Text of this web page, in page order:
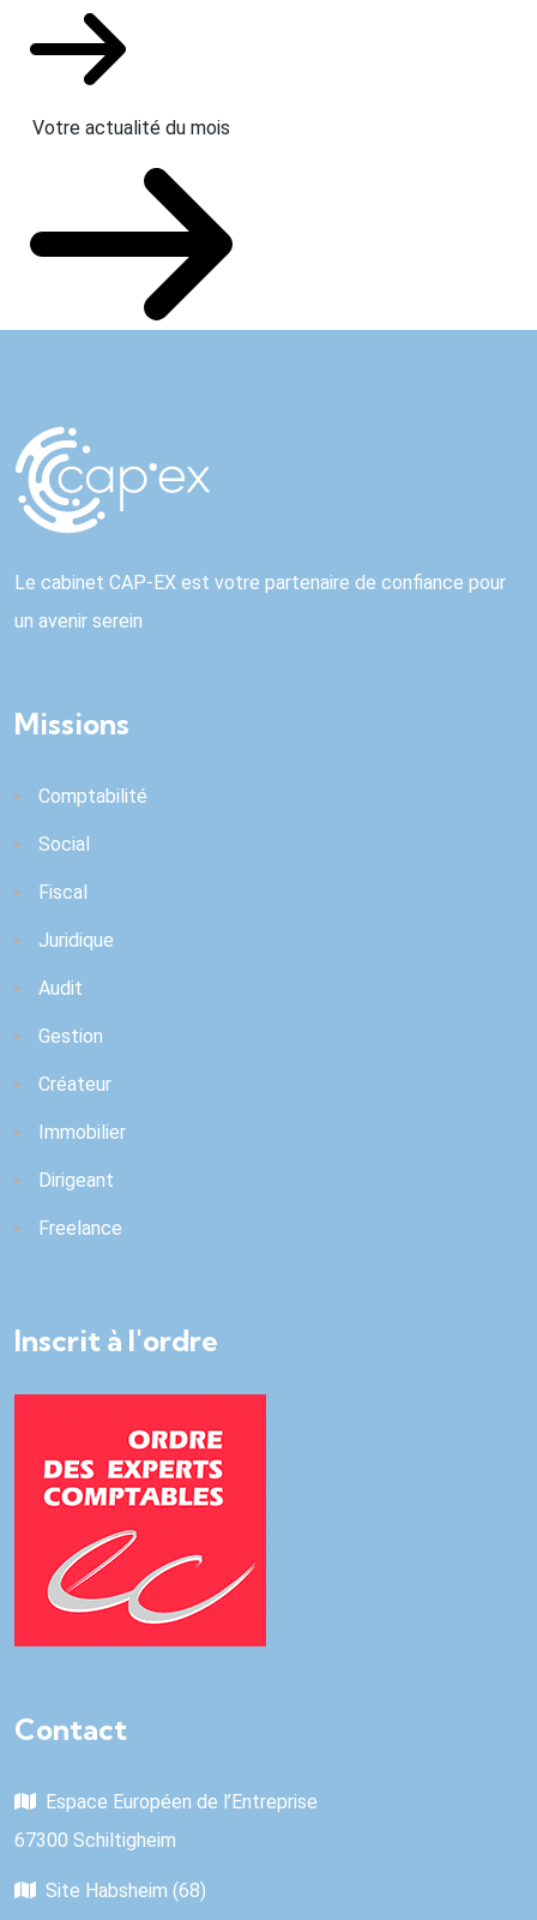
Votre actualité du mois
Le cabinet CAP-EX est votre partenaire de confiance pour
un avenir serein
Missions
Comptabilité
Social
Fiscal
Juridique
Audit
Gestion
Créateur
Immobilier
Dirigeant
Freelance
Inscrit à l'ordre
Contact
Espace Européen de l’Entreprise
67300 Schiltigheim
Site Habsheim (68)